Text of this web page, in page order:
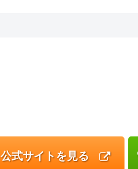
公式サイトを見る